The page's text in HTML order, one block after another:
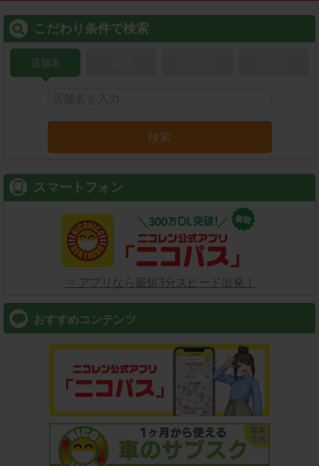
こだわり条件で検索
店舗名
検索
スマートフォン
⇒ アプリなら最短3分スピード出発！
おすすめコンテンツ